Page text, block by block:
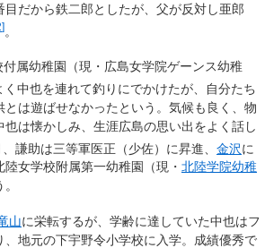
目だから鉄二郎としたが、父が反対し亜郎
]。
属幼稚園（現・広島女学院ゲーンス幼稚
く中也を連れて釣りにでかけたが、自分たち
とは遊ばせなかったという。気候も良く、物
は懐かしみ、生涯広島の思い出をよく話し
謙助は三等軍医正（少佐）に昇進、 金沢に
女学校附属第一幼稚園（現・ 北陸学院幼稚
山に栄転するが、学齢に達していた中也はフ
、地元の下宇野令小学校に入学。成績優秀で